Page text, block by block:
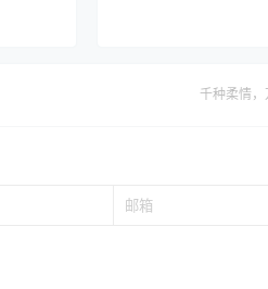
千种柔情